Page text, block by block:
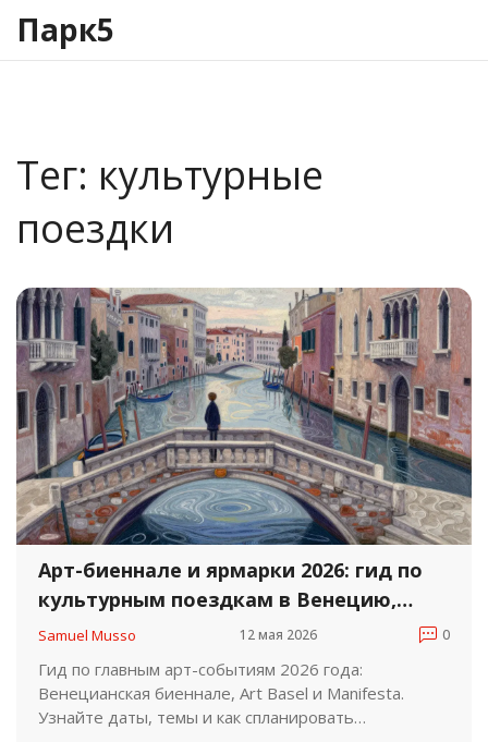
Парк5
Тег: культурные
поездки
Арт-биеннале и ярмарки 2026: гид по
культурным поездкам в Венецию,
Базель и Рур
Samuel Musso 12 мая 2026 0
Гид по главным арт-событиям 2026 года:
Венецианская биеннале, Art Basel и Manifesta.
Узнайте даты, темы и как спланировать